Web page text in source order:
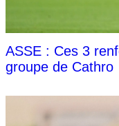
ASSE : Ces 3
groupe de Cathro